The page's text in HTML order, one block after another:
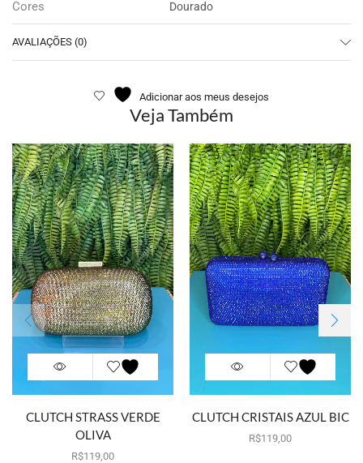
Cores Dourado
AVALIAÇÕES (0)
Adicionar aos meus desejos
Veja Também
CLUTCH STRASS VERDE
OLIVA
R$119,00
Por aluguel
CLUTCH CRISTAIS AZUL BIC
R$119,00
Por aluguel